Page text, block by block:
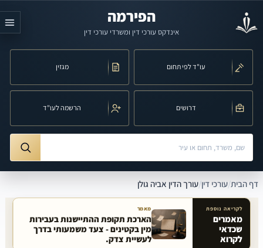
הפירמה
אינדקס עורכי דין ומשרדי עורכי דין
עו"ד לפי תחום מגזין
דרושים הרשמה לעו"ד
חיפוש לפי שם, משרד, תחום משפט או עיר
דף הבית/עורכי דין/עורך הדין אביה גולן
מאמרים קשורים באתר
לקריאה נוספת
מאמרים
שכדאי
לקרוא
מאמר
הארכת תקופת ההתיישנות בעבירות
מין בקטינים - צעד משמעותי בדרך
לעשיית צדק.